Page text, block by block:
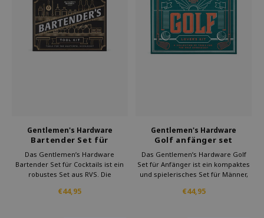
Gentlemen's Hardware
Bartender Set für
barkeeper
Das Gentlemen’s Hardware
Bartender Set für Cocktails ist ein
robustes Set aus RVS. Die
macht es ideal für Männer, die gern
€44,95
Gentlemen's Hardware
Golf anfänger set
Das Gentlemen’s Hardware Golf
Set für Anfänger ist ein kompaktes
und spielerisches Set für Männer,
ermöglicht leichtes Üben zu Hause
€44,95